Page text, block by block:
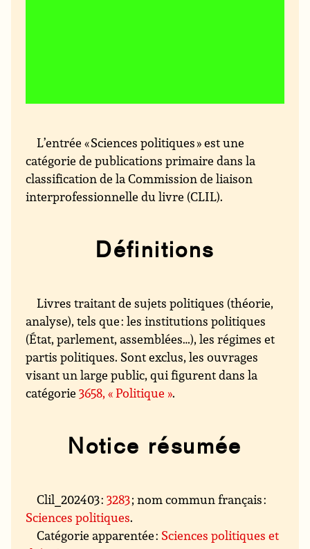
L’entrée « Sciences politiques » est une
catégorie de publications primaire dans la
classification de la Commission de liaison
interprofessionnelle du livre (CLIL).
Définitions
Livres traitant de sujets politiques (théorie,
analyse), tels que : les institutions politiques
(État, parlement, assemblées…), les régimes et
partis politiques. Sont exclus, les ouvrages
visant un large public, qui figurent dans la
catégorie3658, « Politique ».
Notice résumée
Clil_202403 :3283; nom commun français :
Sciences politiques.
Catégorie apparentée : Sciences politiques et